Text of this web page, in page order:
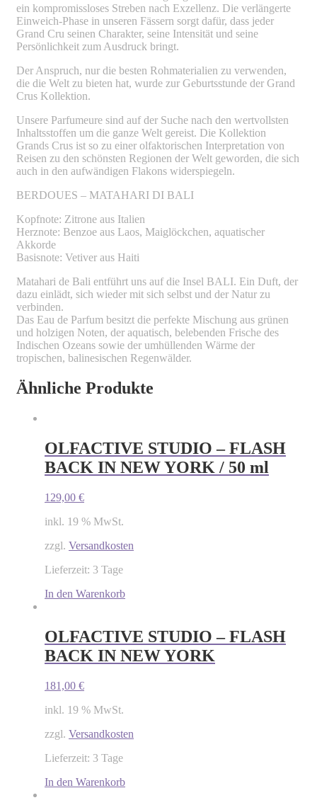
ein kompromissloses Streben nach Exzellenz. Die verlängerte
Einweich-Phase in unseren Fässern sorgt dafür, dass jeder
Grand Cru seinen Charakter, seine Intensität und seine
Persönlichkeit zum Ausdruck bringt.
Der Anspruch, nur die besten Rohmaterialien zu verwenden,
die die Welt zu bieten hat, wurde zur Geburtsstunde der Grand
Crus Kollektion.
Unsere Parfumeure sind auf der Suche nach den wertvollsten
Inhaltsstoffen um die ganze Welt gereist. Die Kollektion
Grands Crus ist so zu einer olfaktorischen Interpretation von
Reisen zu den schönsten Regionen der Welt geworden, die sich
auch in den aufwändigen Flakons widerspiegeln.
BERDOUES – MATAHARI DI BALI
Kopfnote: Zitrone aus Italien
Herznote: Benzoe aus Laos, Maiglöckchen, aquatischer
Akkorde
Basisnote: Vetiver aus Haiti
Matahari de Bali entführt uns auf die Insel BALI. Ein Duft, der
dazu einlädt, sich wieder mit sich selbst und der Natur zu
verbinden.
Das Eau de Parfum besitzt die perfekte Mischung aus grünen
und holzigen Noten, der aquatisch, belebenden Frische des
Indischen Ozeans sowie der umhüllenden Wärme der
tropischen, balinesischen Regenwälder.
Ähnliche Produkte
OLFACTIVE STUDIO – FLASH
BACK IN NEW YORK / 50 ml
129,00 €
inkl. 19 % MwSt.
zzgl. Versandkosten
Lieferzeit: 3 Tage
In den Warenkorb
OLFACTIVE STUDIO – FLASH
BACK IN NEW YORK
181,00 €
inkl. 19 % MwSt.
zzgl. Versandkosten
Lieferzeit: 3 Tage
In den Warenkorb